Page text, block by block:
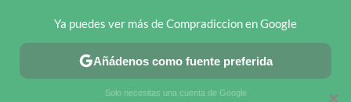
CHOLLOS TELEGRAM OFERTAS EN MÓVILES OFERTAS EN
Ya puedes ver más de Compradiccion en Google
Añádenos como fuente preferida
Solo necesitas una cuenta de Google